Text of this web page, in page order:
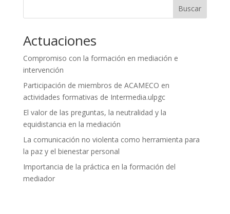
Buscar
Actuaciones
Compromiso con la formación en mediación e
intervención
Participación de miembros de ACAMECO en
actividades formativas de Intermedia.ulpgc
El valor de las preguntas, la neutralidad y la
equidistancia en la mediación
La comunicación no violenta como herramienta para
la paz y el bienestar personal
Importancia de la práctica en la formación del
mediador